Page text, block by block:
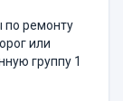
по ремонту
или
группу 1